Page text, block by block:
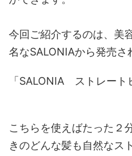
今回ご紹介するのは、美
名なSALONIAから発売さ
「SALONIA ストレート
こちらを使えばたった２
きのどんな髪も自然なス